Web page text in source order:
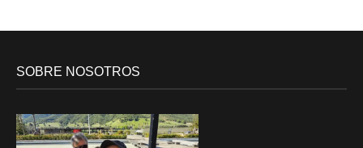
SOBRE NOSOTROS